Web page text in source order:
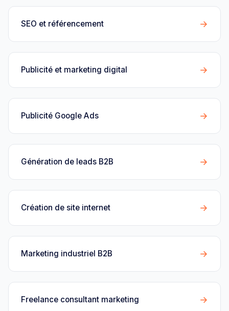
SEO et référencement →
Publicité et marketing digital →
Publicité Google Ads →
Génération de leads B2B →
Création de site internet →
Marketing industriel B2B →
Freelance consultant marketing →